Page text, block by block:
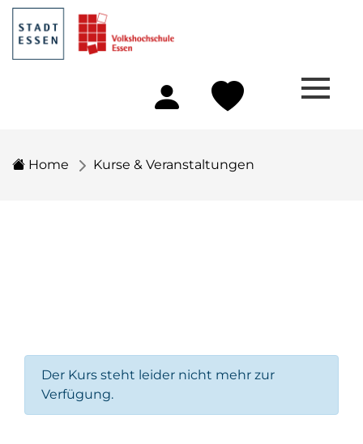
Home Kurse & Veranstaltungen
Der Kurs steht leider nicht mehr zur
Verfügung.